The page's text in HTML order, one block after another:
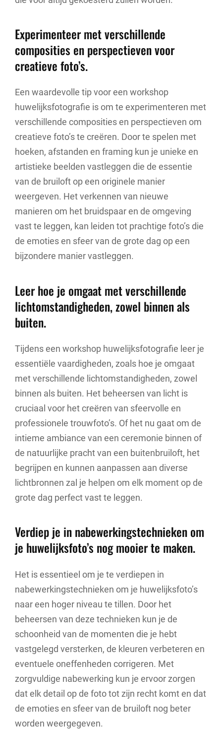
Experimenteer met verschillende
composities en perspectieven voor
creatieve foto’s.
Een waardevolle tip voor een workshop
huwelijksfotografie is om te experimenteren met
verschillende composities en perspectieven om
creatieve foto’s te creëren. Door te spelen met
hoeken, afstanden en framing kun je unieke en
artistieke beelden vastleggen die de essentie
van de bruiloft op een originele manier
weergeven. Het verkennen van nieuwe
manieren om het bruidspaar en de omgeving
vast te leggen, kan leiden tot prachtige foto’s die
de emoties en sfeer van de grote dag op een
bijzondere manier vastleggen.
Leer hoe je omgaat met verschillende
lichtomstandigheden, zowel binnen als
buiten.
Tijdens een workshop huwelijksfotografie leer je
essentiële vaardigheden, zoals hoe je omgaat
met verschillende lichtomstandigheden, zowel
binnen als buiten. Het beheersen van licht is
cruciaal voor het creëren van sfeervolle en
professionele trouwfoto’s. Of het nu gaat om de
intieme ambiance van een ceremonie binnen of
de natuurlijke pracht van een buitenbruiloft, het
begrijpen en kunnen aanpassen aan diverse
lichtbronnen zal je helpen om elk moment op de
grote dag perfect vast te leggen.
Verdiep je in nabewerkingstechnieken om
je huwelijksfoto’s nog mooier te maken.
Het is essentieel om je te verdiepen in
nabewerkingstechnieken om je huwelijksfoto’s
naar een hoger niveau te tillen. Door het
beheersen van deze technieken kun je de
schoonheid van de momenten die je hebt
vastgelegd versterken, de kleuren verbeteren en
eventuele oneffenheden corrigeren. Met
zorgvuldige nabewerking kun je ervoor zorgen
dat elk detail op de foto tot zijn recht komt en dat
de emoties en sfeer van de bruiloft nog beter
worden weergegeven.